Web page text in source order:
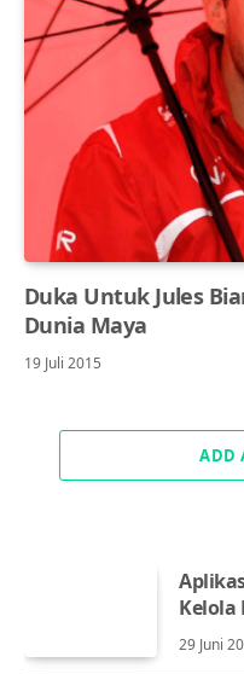
Duka Untuk Jules
Dunia Maya
19 Juli 2015
ADD
Kelola
29 Juni